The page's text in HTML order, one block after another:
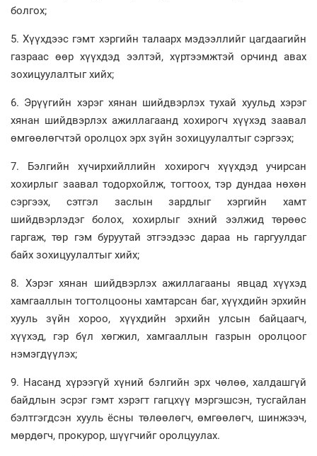
болгох;
5. Хүүхдээс гэмт хэргийн талаарх мэдээллийг цагдаагийн
газраас өөр хүүхдэд ээлтэй, хүртээмжтэй орчинд авах
зохицуулалтыг хийх;
6. Эрүүгийн хэрэг хянан шийдвэрлэх тухай хуульд хэрэг
хянан шийдвэрлэх ажиллагаанд хохирогч хүүхэд заавал
өмгөөлөгчтэй оролцох эрх зүйн зохицуулалтыг сэргээх;
7. Бэлгийн хүчирхийллийн хохирогч хүүхдэд учирсан
хохирлыг заавал тодорхойлж, тогтоох, тэр дундаа нөхөн
сэргээх, сэтгэл заслын зардлыг хэргийн хамт
шийдвэрлэдэг болох, хохирлыг эхний ээлжид төрөөс
гаргаж, төр гэм буруутай этгээдээс дараа нь гаргуулдаг
байх зохицуулалтыг хийх;
8. Хэрэг хянан шийдвэрлэх ажиллагааны явцад хүүхэд
хамгааллын тогтолцооны хамтарсан баг, хүүхдийн эрхийн
хууль зүйн хороо, хүүхдийн эрхийн улсын байцаагч,
хүүхэд, гэр бүл хөгжил, хамгааллын газрын оролцоог
нэмэгдүүлэх;
9. Насанд хүрээгүй хүний бэлгийн эрх чөлөө, халдашгүй
байдлын эсрэг гэмт хэрэгт гагцхүү мэргэшсэн, тусгайлан
бэлтгэгдсэн хууль ёсны төлөөлөгч, өмгөөлөгч, шинжээч,
мөрдөгч, прокурор, шүүгчийг оролцуулах.